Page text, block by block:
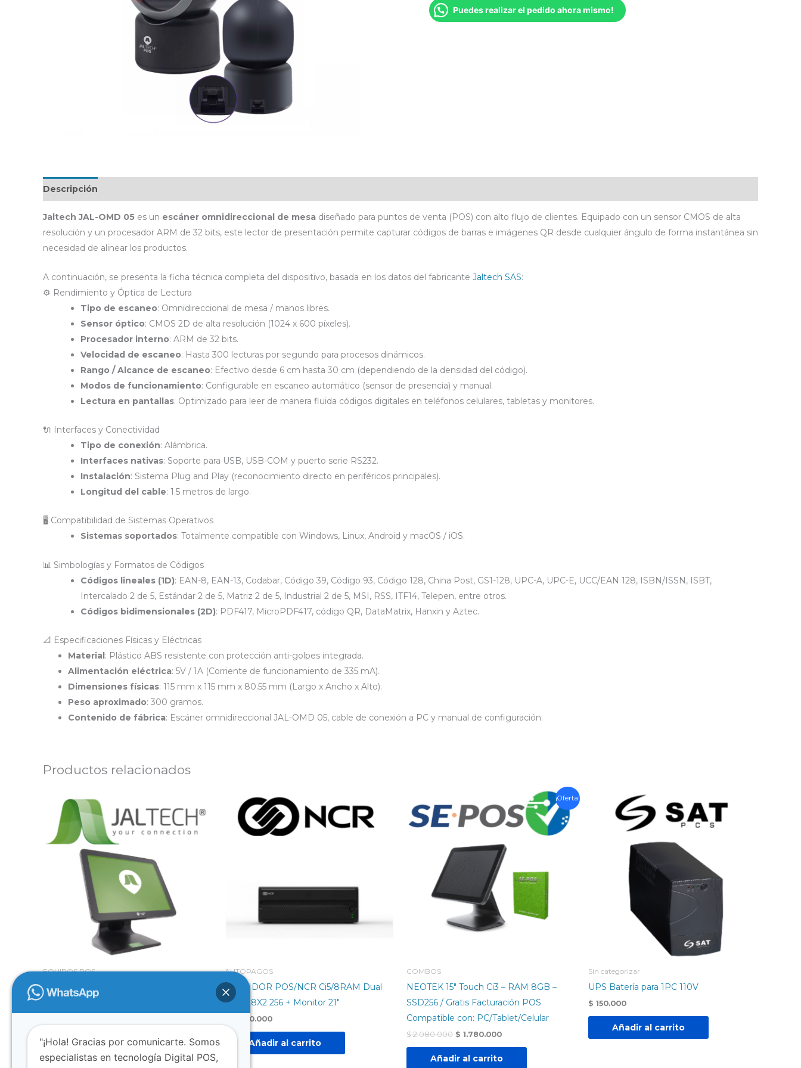
Puedes realizar el pedido ahora mismo!
Descripción
Jaltech JAL-OMD 05 es un escáner omnidireccional de mesa diseñado para puntos de venta (POS) con alto flujo de clientes. Equipado con un sensor CMOS de alta
resolución y un procesador ARM de 32 bits, este lector de presentación permite capturar códigos de barras e imágenes QR desde cualquier ángulo de forma instantánea sin
necesidad de alinear los productos.
A continuación, se presenta la ficha técnica completa del dispositivo, basada en los datos del fabricante Jaltech SAS:
⚙️ Rendimiento y Óptica de Lectura
Tipo de escaneo: Omnidireccional de mesa / manos libres.
Sensor óptico: CMOS 2D de alta resolución (1024 x 600 píxeles).
Procesador interno: ARM de 32 bits.
Velocidad de escaneo: Hasta 300 lecturas por segundo para procesos dinámicos.
Rango / Alcance de escaneo: Efectivo desde 6 cm hasta 30 cm (dependiendo de la densidad del código).
Modos de funcionamiento: Configurable en escaneo automático (sensor de presencia) y manual.
Lectura en pantallas: Optimizado para leer de manera fluida códigos digitales en teléfonos celulares, tabletas y monitores.
🔌 Interfaces y Conectividad
Tipo de conexión: Alámbrica.
Interfaces nativas: Soporte para USB, USB-COM y puerto serie RS232.
Instalación: Sistema Plug and Play (reconocimiento directo en periféricos principales).
Longitud del cable: 1.5 metros de largo.
🖥️ Compatibilidad de Sistemas Operativos
Sistemas soportados: Totalmente compatible con Windows, Linux, Android y macOS / iOS.
📊 Simbologías y Formatos de Códigos
Códigos lineales (1D): EAN-8, EAN-13, Codabar, Código 39, Código 93, Código 128, China Post, GS1-128, UPC-A, UPC-E, UCC/EAN 128, ISBN/ISSN, ISBT,
Intercalado 2 de 5, Estándar 2 de 5, Matriz 2 de 5, Industrial 2 de 5, MSI, RSS, ITF14, Telepen, entre otros.
Códigos bidimensionales (2D): PDF417, MicroPDF417, código QR, DataMatrix, Hanxin y Aztec.
📐 Especificaciones Físicas y Eléctricas
Material: Plástico ABS resistente con protección anti-golpes integrada.
Alimentación eléctrica: 5V / 1A (Corriente de funcionamiento de 335 mA).
Dimensiones físicas: 115 mm x 115 mm x 80.55 mm (Largo x Ancho x Alto).
Peso aproximado: 300 gramos.
Contenido de fábrica: Escáner omnidireccional JAL-OMD 05, cable de conexión a PC y manual de configuración.
Productos relacionados
EQUIPOS POS
JALTECH Todo en Uno Touch Industrial
Añadir al carrito
AUTOPAGOS
SERVIDOR POS/NCR Ci5/8RAM Dual
SSD128X2 256 + Monitor 21″
2.500.000
Añadir al carrito
¡Oferta!
COMBOS
NEOTEK 15″ Touch Ci3 – RAM 8GB –
SSD256 / Gratis Facturación POS
Compatible con: PC/Tablet/Celular
$2.080.000
precio
original
era:
$ 1.780.000
precio
actual
es:
$ 1.780.000.
Añadir al carrito
Sin categorizar
UPS Batería para 1PC 110V
$ 150.000
Añadir al carrito
"¡Hola! Gracias por comunicarte. Somos
especialistas en tecnología Digital POS,